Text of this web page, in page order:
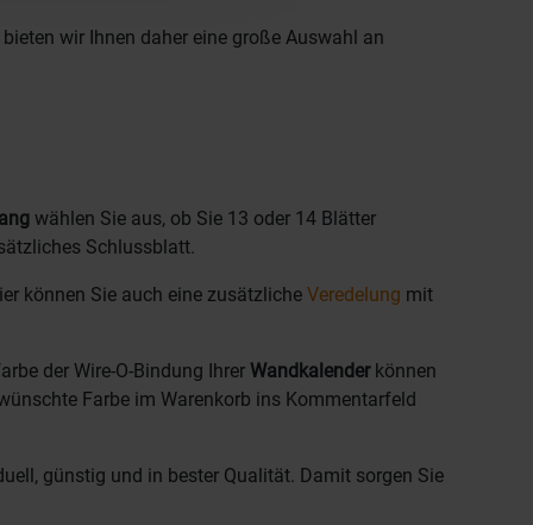
wir Ihnen daher eine große Auswahl an
wählen Sie aus, ob Sie 13 oder 14 Blätter
Schlussblatt.
können Sie auch eine zusätzliche Veredelung mit
der Wire-O-Bindung Ihrer Wandkalenderkönnen
Farbe im Warenkorb ins Kommentarfeld
günstig und in bester Qualität. Damit sorgen Sie